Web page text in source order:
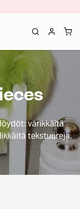
värikkäitä
tekstuureja.